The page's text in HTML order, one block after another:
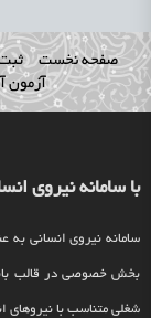
صفحه نخست
آزمون
با سامانه نیروی
سامانه نیروی انسانی به
بخش خصوصی در قالب
شغلی متناسب با نیروهای